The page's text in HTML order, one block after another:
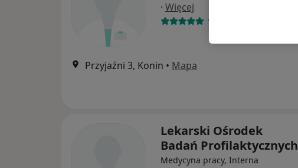
· Więcej
1 opinia
Przyjaźni 3, Konin • Mapa
Lekarski Ośrodek
Badań Profilaktycznych
Medycyna pracy, Interna